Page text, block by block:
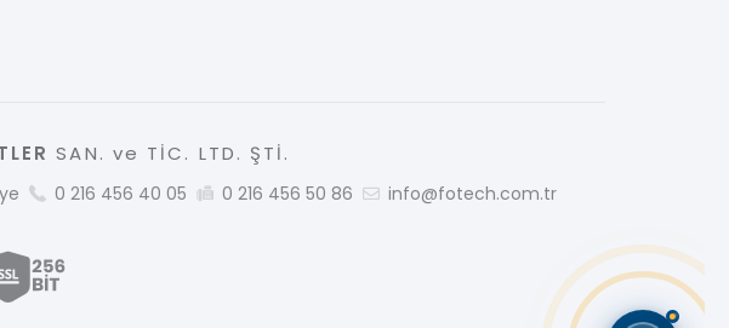
SAN. ve TİC. LTD. ŞTİ.
0 216 456 40 05 0 216 456 50 86 info@fotech.com.tr